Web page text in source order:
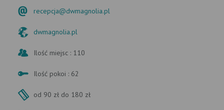
recepcja@dwmagnolia.pl
dwmagnolia.pl
Ilość miejsc : 110
Ilość pokoi : 62
od 90 zł do 180 zł